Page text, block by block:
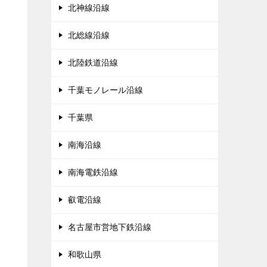
北神線沿線
北総線沿線
北陸鉄道沿線
千葉モノレール沿線
千葉県
南海沿線
南海電鉄沿線
叡電沿線
名古屋市営地下鉄沿線
和歌山県